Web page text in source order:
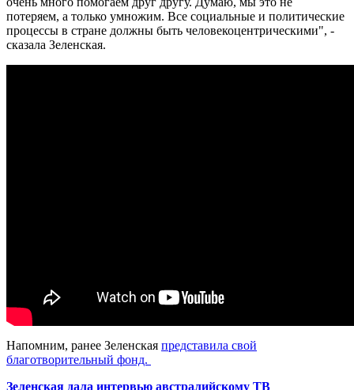
потеряем, а только умножим. Все социальные и политические
процессы в стране должны быть человекоцентрическими", -
сказала Зеленская.
Напомним, ранее Зеленская представила свой
благотворительный фонд.
Зеленская дала интервью австралийскому ТВ